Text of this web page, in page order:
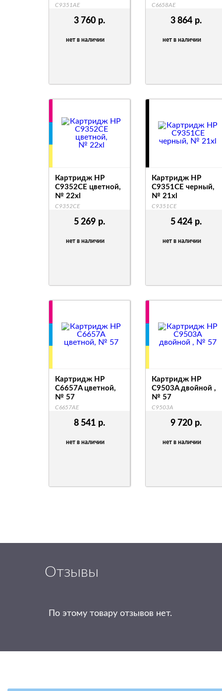
3 760 р.
нет в наличии
C9351AE
3 864 р.
нет в наличии
C6658AE
5 269 р.
нет в наличии
Картридж HP
C9352CE цветной,
№ 22xl
C9352CE
5 424 р.
нет в наличии
Картридж HP
C9351CE черный,
№ 21xl
C9351CE
8 541 р.
нет в наличии
Картридж HP
C6657A цветной,
№ 57
C6657AE
9 720 р.
нет в наличии
Картридж HP
C9503A двойной ,
№ 57
C9503A
Отзывы
По этому товару отзывов нет.